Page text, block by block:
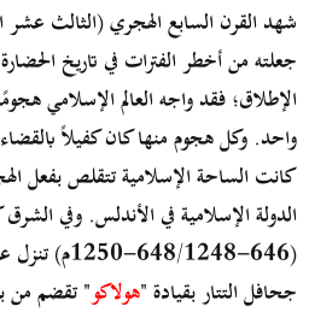
شهد القرن السابع الهجري (الثالث عشر
جعلته من أخطر الفترات في تاريخ
الإطلاق؛ فقد واجه العالم الإسلامي
واحد. وكل هجوم منها كان كفيلاً
كانت الساحة الإسلامية تتقلص بفعل
الدولة الإسلامية في الأندلس. وفي
(646-648/
جحافل التتار بقيادة "هولاكو" تقضم من